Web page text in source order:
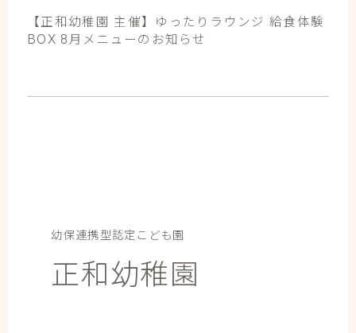
【正和幼稚園 主催】ゆったりラウンジ 給食体験
BOX 8月メニューのお知らせ
幼保連携型認定こども園
正和幼稚園